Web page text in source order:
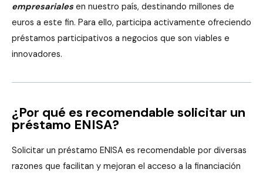
empresariales en nuestro país, destinando millones de
euros a este fin. Para ello, participa activamente ofreciendo
préstamos participativos a negocios que son viables e
innovadores.
¿Por qué es recomendable solicitar un
préstamo ENISA?
Solicitar un préstamo ENISA es recomendable por diversas
razones que facilitan y mejoran el acceso a la financiación